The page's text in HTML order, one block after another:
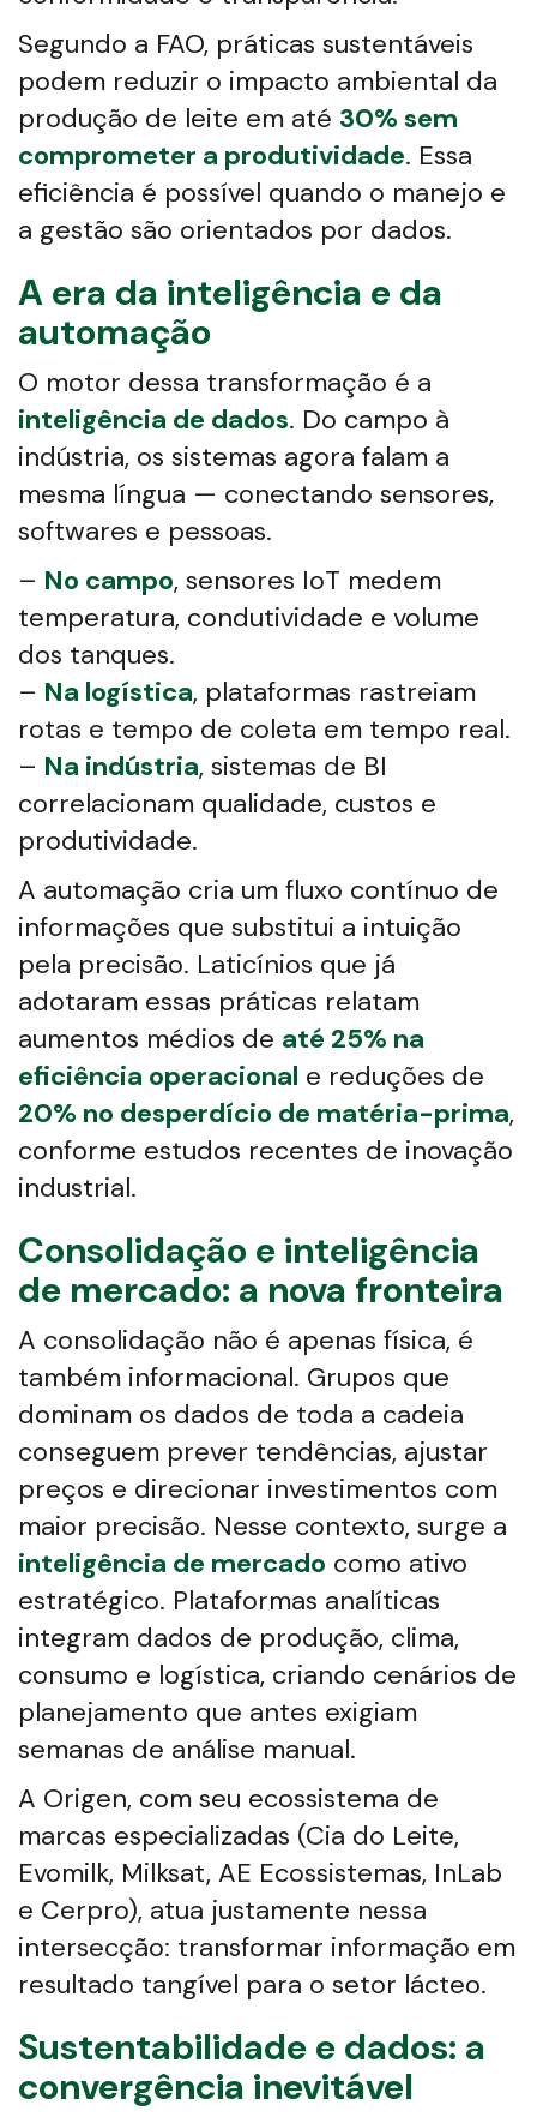
Segundo a FAO, práticas sustentáveis
podem reduzir o impacto ambiental da
produção de leite em até 30% sem
comprometer a produtividade. Essa
eficiência é possível quando o manejo e
a gestão são orientados por dados.
A era da inteligência e da
automação
O motor dessa transformação é a
inteligência de dados. Do campo à
indústria, os sistemas agora falam a
mesma língua — conectando sensores,
softwares e pessoas.
– No campo, sensores IoT medem
temperatura, condutividade e volume
dos tanques.
– Na logística, plataformas rastreiam
rotas e tempo de coleta em tempo real.
– Na indústria, sistemas de BI
correlacionam qualidade, custos e
produtividade.
A automação cria um fluxo contínuo de
informações que substitui a intuição
pela precisão. Laticínios que já
adotaram essas práticas relatam
aumentos médios de até 25% na
eficiência operacional e reduções de
20% no desperdício de matéria-prima,
conforme estudos recentes de inovação
industrial.
Consolidação e inteligência
de mercado: a nova fronteira
A consolidação não é apenas física, é
também informacional. Grupos que
dominam os dados de toda a cadeia
conseguem prever tendências, ajustar
preços e direcionar investimentos com
maior precisão. Nesse contexto, surge a
inteligência de mercado como ativo
estratégico. Plataformas analíticas
integram dados de produção, clima,
consumo e logística, criando cenários de
planejamento que antes exigiam
semanas de análise manual.
A Origen, com seu ecossistema de
marcas especializadas (Cia do Leite,
Evomilk, Milksat, AE Ecossistemas, InLab
e Cerpro), atua justamente nessa
intersecção: transformar informação em
resultado tangível para o setor lácteo.
Sustentabilidade e dados: a
convergência inevitável